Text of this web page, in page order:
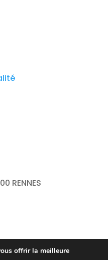
RENNES
offrir la meilleure